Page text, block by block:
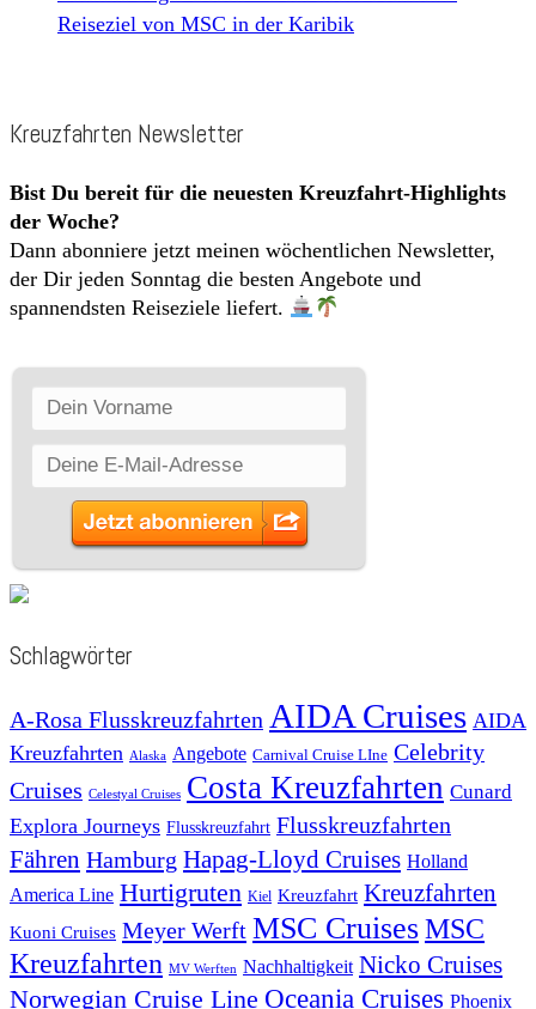
Reiseziel von MSC in der Karibik
Kreuzfahrten Newsletter
Bist Du bereit für die neuesten Kreuzfahrt-Highlights
der Woche?
Dann abonniere jetzt meinen wöchentlichen Newsletter,
der Dir jeden Sonntag die besten Angebote und
spannendsten Reiseziele liefert.
Schlagwörter
A-Rosa Flusskreuzfahrten AIDA Cruises AIDA
Kreuzfahrten
Alaska Angebote Carnival Cruise LIne Celebrity
Cruises Celestyal Cruises Costa Kreuzfahrten Cunard
Explora Journeys Flusskreuzfahrt Flusskreuzfahrten
Fähren Hamburg Hapag-Lloyd Cruises Holland
America Line Hurtigruten Kiel Kreuzfahrt Kreuzfahrten
Kuoni Cruises Meyer Werft MSC CruisesMSC
Kreuzfahrten MV Werften Nachhaltigkeit Nicko Cruises
Norwegian Cruise Line Oceania Cruises Phoenix